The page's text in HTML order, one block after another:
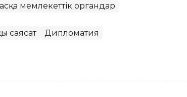
мемлекеттік органдар
саясат
Дипломатия